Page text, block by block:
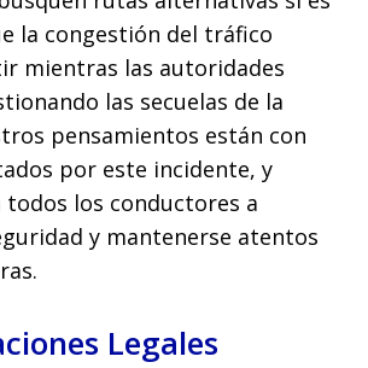
la congestión del tráfico
mientras las autoridades
las secuelas de la
pensamientos están con
por este incidente, y
los conductores a
y mantenerse atentos
Legales